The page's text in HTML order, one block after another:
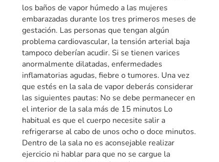
los baños de vapor húmedo a las mujeres
embarazadas durante los tres primeros meses de
gestación. Las personas que tengan algún
problema cardiovascular, la tensión arterial baja
tampoco deberían acudir. Si se tienen varices
anormalmente dilatadas, enfermedades
inflamatorias agudas, fiebre o tumores. Una vez
que estés en la sala de vapor deberás considerar
las siguientes pautas: No se debe permanecer en
el interior de la sala más de 15 minutos Lo
habitual es que el cuerpo necesite salir a
refrigerarse al cabo de unos ocho o doce minutos.
Dentro de la sala no es aconsejable realizar
ejercicio ni hablar para que no se cargue la